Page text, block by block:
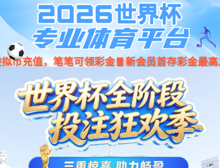
抱歉
可能是由下列问题导致的：
您没有访问当前栏目的权限。
【网站地图】 【sitemap】